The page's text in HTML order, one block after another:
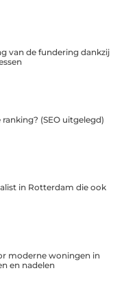
van de fundering dankzij
(SEO uitgelegd)
in Rotterdam die ook
moderne woningen in
en nadelen